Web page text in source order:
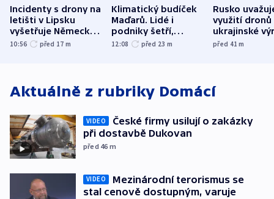
Incidenty s drony na
letišti v Lipsku
vyšetřuje Německo
jako úmyslný pokus
10:56 před 17 m
Klimatický budíček
Maďarů. Lidé i
podniky šetří,
omezuje se doprava
12:08 před 23 m
Rusko
využití dronů
ukrajinské
útokům v
před 41m
Aktuálně z rubriky Domácí
VIDEO
České firmy usilují o zakázky
při dostavbě Dukovan
před 46 m
VIDEO
Mezinárodní terorismus se
stal cenově dostupným, varuje